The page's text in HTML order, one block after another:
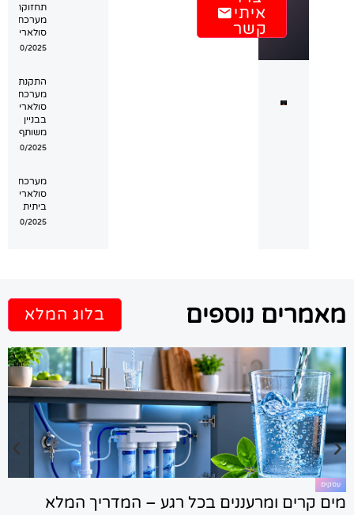
תחזוקת
מערכת
סולארית
13/10/2025
התקנת
מערכת
סולארית
בבניין
משותף
12/10/2025
מערכת
סולארית
ביתית
12/10/2025
איתי
קשר
נוספים בלוג המלא
עסקים
קרים ומרעננים בכל רגע – המדריך המלא